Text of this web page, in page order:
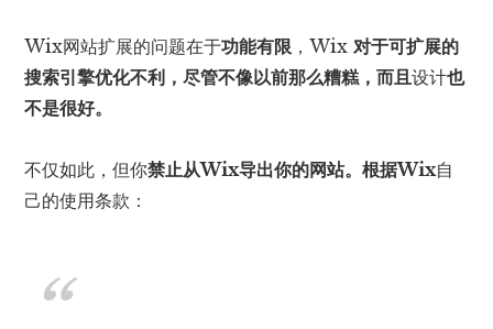
Wix网站扩展的问题在于功能有限 ，Wix 对于可扩展的
搜索引擎优化不利，尽管不像以前那么糟糕，而且设计也
不是很好。
不仅如此，但你禁止从Wix导出你的网站。根据Wix自
己的使用条款：